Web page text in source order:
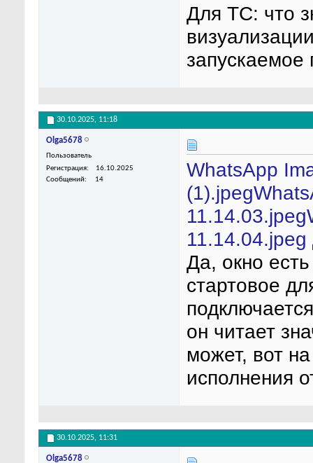
Для ТС: что
запускаемое
30.10.2025, 11:18
Olga5678
Пользователь
Регистрация
16.10.2025
Сообщений
14
WhatsApp
(1).jpeg
11.14.03.jpeg
11.14.04.jpeg
Да, окно
стартовое
он читает
может, вот
исполнения
30.10.2025, 11:31
Olga5678